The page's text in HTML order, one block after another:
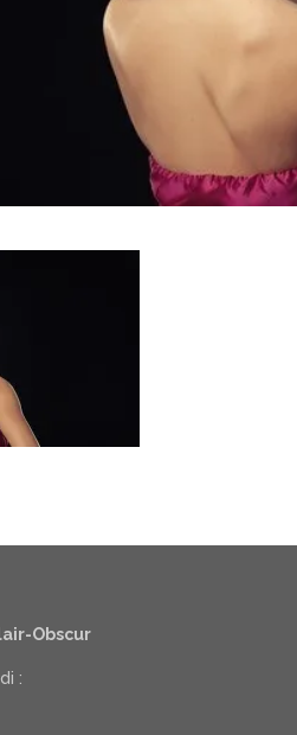
Obscur
: